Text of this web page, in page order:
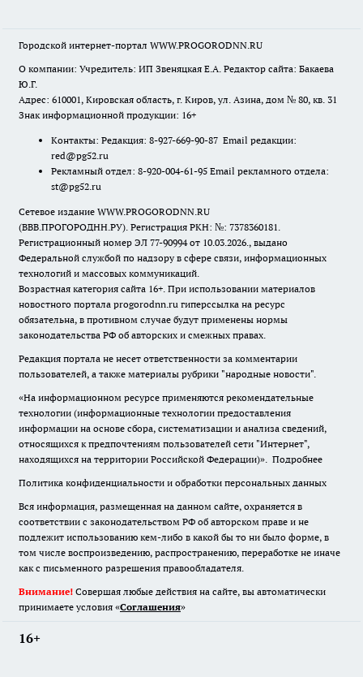
Городской интернет-портал WWW.PROGORODNN.RU
О компании: Учредитель: ИП Звеняцкая Е.А. Редактор сайта: Бакаева
Ю.Г.
Адрес: 610001, Кировская область, г. Киров, ул. Азина, дом № 80, кв. 31
Знак информационной продукции: 16+
Контакты: Редакция: 8-927-669-90-87 Email редакции:
red@pg52.ru
Рекламный отдел: 8-920-004-61-95 Email рекламного отдела:
st@pg52.ru
Сетевое издание WWW.PROGORODNN.RU
(ВВВ.ПРОГОРОДНН.РУ). Регистрация РКН: №: 7378360181.
Регистрационный номер ЭЛ 77-90994 от 10.03.2026., выдано
Федеральной службой по надзору в сфере связи, информационных
технологий и массовых коммуникаций.
Возрастная категория сайта 16+. При использовании материалов
новостного портала progorodnn.ru гиперссылка на ресурс
обязательна, в противном случае будут применены нормы
законодательства РФ об авторских и смежных правах.
Редакция портала не несет ответственности за комментарии
пользователей, а также материалы рубрики "народные новости".
«На информационном ресурсе применяются рекомендательные
технологии (информационные технологии предоставления
информации на основе сбора, систематизации и анализа сведений,
относящихся к предпочтениям пользователей сети "Интернет",
находящихся на территории Российской Федерации)». Подробнее
Политика конфиденциальности и обработки персональных данных
Вся информация, размещенная на данном сайте, охраняется в
соответствии с законодательством РФ об авторском праве и не
подлежит использованию кем-либо в какой бы то ни было форме, в
том числе воспроизведению, распространению, переработке не иначе
как с письменного разрешения правообладателя.
Внимание! Совершая любые действия на сайте, вы автоматически
принимаете условия «Cоглашения»
16+